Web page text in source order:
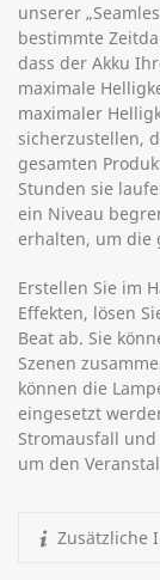
unserer
bestimmte
dass der Akku
maximale
maximaler
sicherzustellen,
gesamten
Stunden sie
ein Niveau
erhalten, um die
Erstellen Sie im
Effekten, lösen
Beat ab. Sie
Szenen
können die
eingesetzt
Stromausfall
um den
Zusätzliche